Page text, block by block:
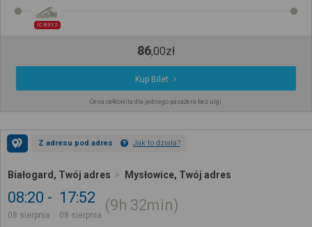
IC 8312
86,00zł
Kup Bilet
Cena całkowita dla jednego pasażera bez ulgi
Z adresu pod adres Jak to działa?
Białogard, Twój adres Mysłowice, Twój adres
08:20
08 sierpnia
17:52
08 sierpnia
9h 32min